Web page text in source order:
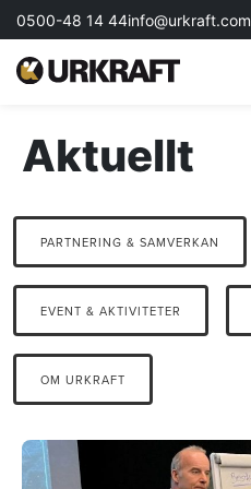
0500-48 14 44info@urkraft.com
Partnering & Samverkan
Event & Aktiviteter
Profil & Kommunikation
Aktuellt
Kontakta oss
Om oss
Aktuellt
PARTNERING & SAMVERKAN
EVENT & AKTIVITETER
OM URKRAFT